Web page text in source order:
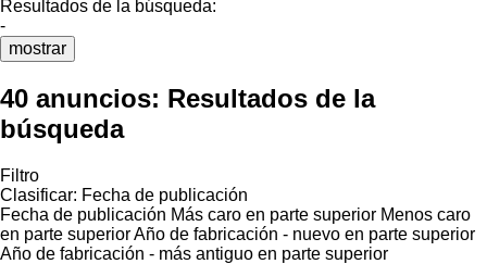
Resultados de la búsqueda:
-
mostrar
40 anuncios: Resultados de la
búsqueda
Filtro
Clasificar: Fecha de publicación
Fecha de publicación Más caro en parte superior Menos caro
en parte superiorAño de fabricación - nuevo en parte superior
Año de fabricación - más antiguo en parte superior